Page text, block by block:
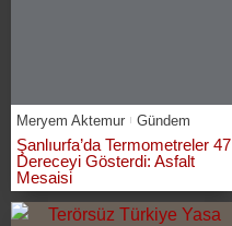
Meryem Aktemur Gündem
Şanlıurfa’da Termometreler 47
Dereceyi Gösterdi: Asfalt
Mesaisi